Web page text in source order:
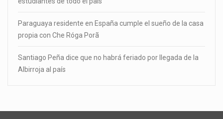
Paraguaya residente en España cumple el sueño de la casa
propia con Che Róga Porã
Santiago Peña dice que no habrá feriado por llegada de la
Albirroja al país